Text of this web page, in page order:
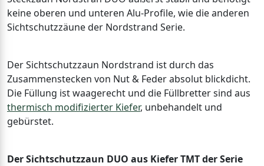
keine oberen und unteren Alu-Profile, wie die anderen
Sichtschutzzäune der Nordstrand Serie.
Der Sichtschutzzaun Nordstrand ist durch das
Zusammenstecken von Nut & Feder absolut blickdicht.
Die Füllung ist waagerecht und die Füllbretter sind aus
thermisch modifizierter Kiefer, unbehandelt und
gebürstet.
Der Sichtschutzzaun DUO aus Kiefer TMT der Serie